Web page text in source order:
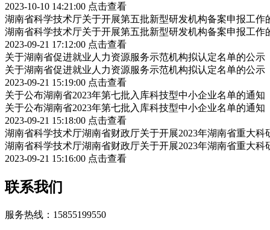
2023-10-10 14:21:00 点击查看
湖南省科学技术厅关于开展第五批新型研发机构备案申报工作
湖南省科学技术厅关于开展第五批新型研发机构备案申报工作
2023-09-21 17:12:00 点击查看
关于湖南省促进就业人力资源服务示范机构拟认定名单的公示
关于湖南省促进就业人力资源服务示范机构拟认定名单的公示
2023-09-21 15:19:00 点击查看
关于公布湖南省2023年第七批入库科技型中小企业名单的通知
关于公布湖南省2023年第七批入库科技型中小企业名单的通知
2023-09-21 15:18:00 点击查看
湖南省科学技术厅湖南省财政厅关于开展2023年湖南省重大
湖南省科学技术厅湖南省财政厅关于开展2023年湖南省重大
2023-09-21 15:16:00 点击查看
联系我们
服务热线：15855199550